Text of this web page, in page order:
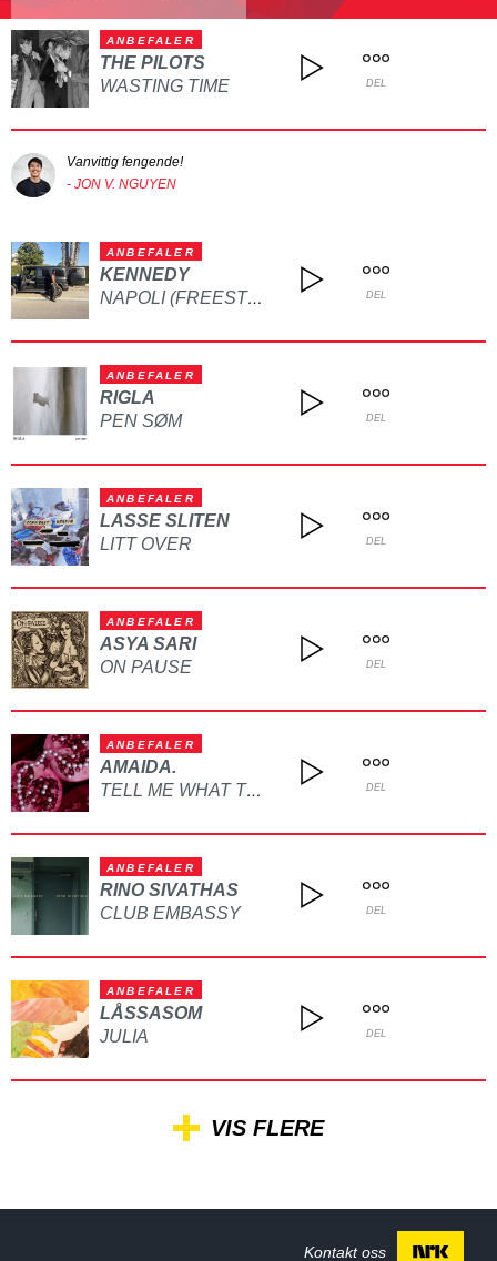
ANBEFALER
THE PILOTS
WASTING TIME
DEL
Vanvittig fengende!
- JON V. NGUYEN
ANBEFALER
KENNEDY
NAPOLI (FREESTYLE) DEL
ANBEFALER
RIGLA
PEN SØM
DEL
ANBEFALER
LASSE SLITEN
LITT OVER
DEL
ANBEFALER
ASYA SARI
ON PAUSE
DEL
ANBEFALER
AMAIDA.
TELL ME WHAT TO DO DEL
ANBEFALER
RINO SIVATHAS
CLUB EMBASSY
DEL
ANBEFALER
LÅSSASOM
JULIA
DEL
VIS FLERE
Kontakt oss